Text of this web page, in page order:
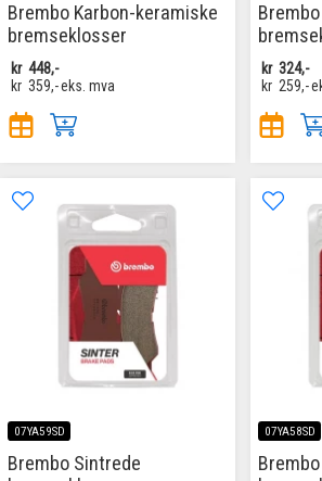
Brembo Karbon-keramiske
bremseklosser
kr 448,-
kr 359,-eks. mva
kr 324,-
kr 259,-
07YA59SD
Brembo Sintrede
07YA58SD